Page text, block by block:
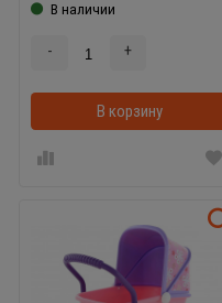
В наличии
- +
В корзину